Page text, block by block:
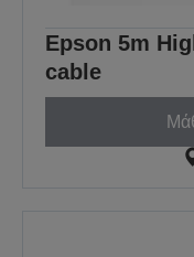
Epson 5m
cable